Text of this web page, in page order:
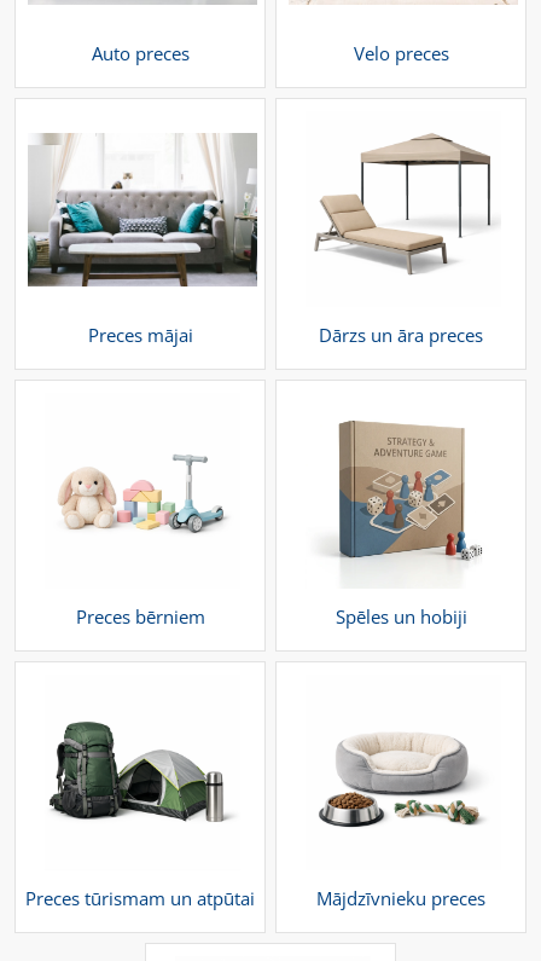
Auto preces Velo preces
Preces mājai Dārzs un āra preces
Preces bērniem Spēles un hobiji
Preces tūrismam un atpūtai Mājdzīvnieku preces